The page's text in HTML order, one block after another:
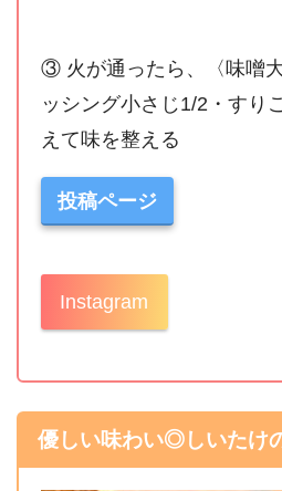
③ 火が通ったら、〈味噌
ッシング小さじ1/2・すり
えて味を整える
投稿ページ
Instagram
優しい味わい◎しいたけ